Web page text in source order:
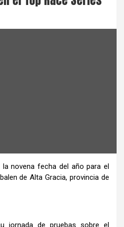
novena fecha del año para el
de Alta Gracia, provincia de
jornada de pruebas sobre el